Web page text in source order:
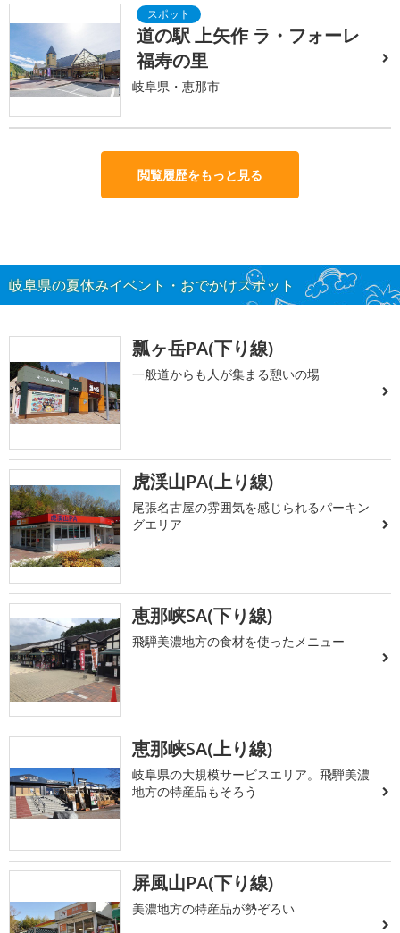
道の駅 上矢作 ラ・フォーレ
福寿の里
岐阜県・恵那市
閲覧履歴をもっと見る
岐阜県の夏休みイベント・おでかけスポット
瓢ヶ岳PA(下り線)
一般道からも人が集まる憩いの場
虎渓山PA(上り線)
尾張名古屋の雰囲気を感じられるパーキン
グエリア
恵那峡SA(下り線)
飛騨美濃地方の食材を使ったメニュー
恵那峡SA(上り線)
岐阜県の大規模サービスエリア。飛騨美濃
地方の特産品もそろう
屏風山PA(下り線)
美濃地方の特産品が勢ぞろい